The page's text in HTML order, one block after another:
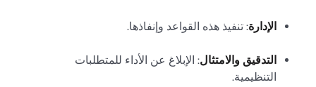
الإدارة: تنفيذ هذه القواعد وإنفاذها.
التدقيق والامتثال: الإبلاغ عن الأداء للمتطلبات
التنظيمية.